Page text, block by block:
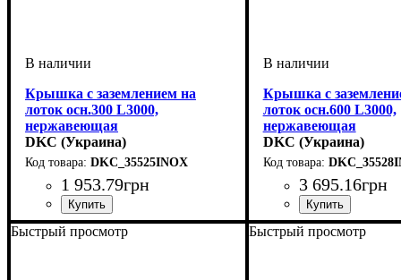
Крышка с заземлением на
лоток осн.300 L3000,
нержавеющая
DKC (Украина)
DKC_35525INOX
1 953.79грн
Устройство: системные аксессуары
Тип устройства: крышка
Покрытие: нержавеющая сталь
Высота, мм: 15
Ширина, мм: 300
Длина, мм: 3000
Толщина стали, мм: 0,8
Крышка с
лоток осн.600 L3000,
нержавеющая
DKC (Украина)
3 695.16грн
Устройство:
Тип устройства:
Покрытие:
Высота, мм: 15
Ширина, мм: 600
Длина, мм: 3000
Толщина стали, мм:
Быстрый просмотр Быстрый просмотр